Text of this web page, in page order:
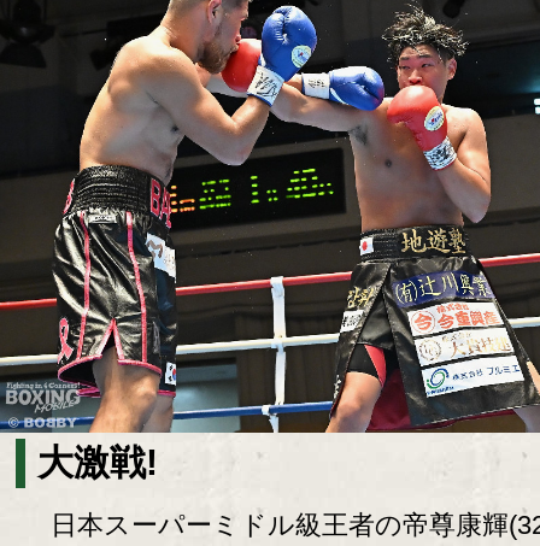
大激戦!
日本スーパーミドル級王者の帝尊康輝